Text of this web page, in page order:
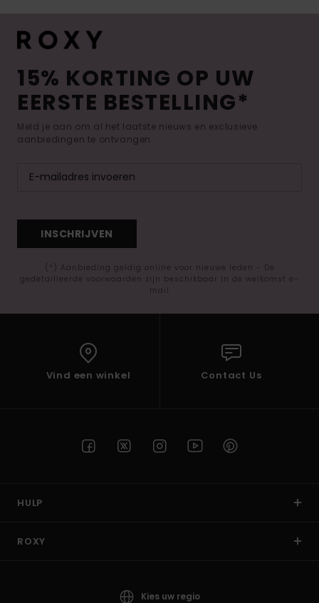
15% KORTING OP UW
EERSTE BESTELLING*
Meld je aan om al het laatste nieuws en exclusieve
aanbiedingen te ontvangen.
INSCHRIJVEN
(*) Aanbieding geldig online voor nieuwe leden - De
gedetailleerde voorwaarden zijn beschikbaar in de welkomst e-
mail
Vind een winkel Contact Us
HULP
ROXY
Kies uw regio